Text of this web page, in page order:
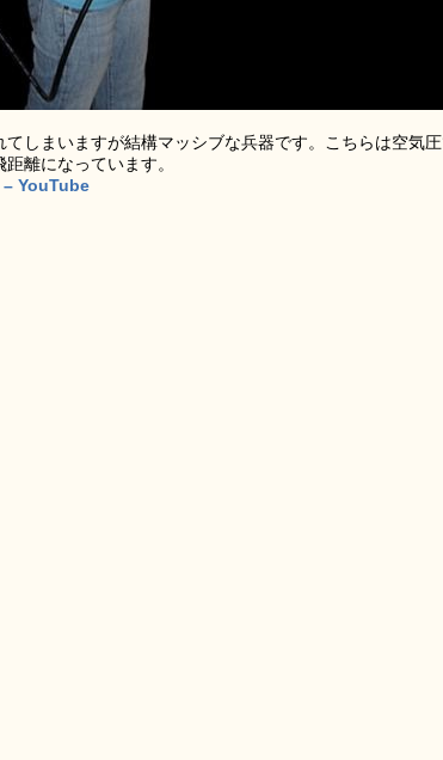
しまいますが結構マッシブな兵器です。こちらは空気
離になっています。
YouTube